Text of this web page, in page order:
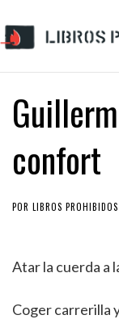
confort
POR LIBROS PROHIBIDOS
Atar la cuerda a
Coger carrerilla